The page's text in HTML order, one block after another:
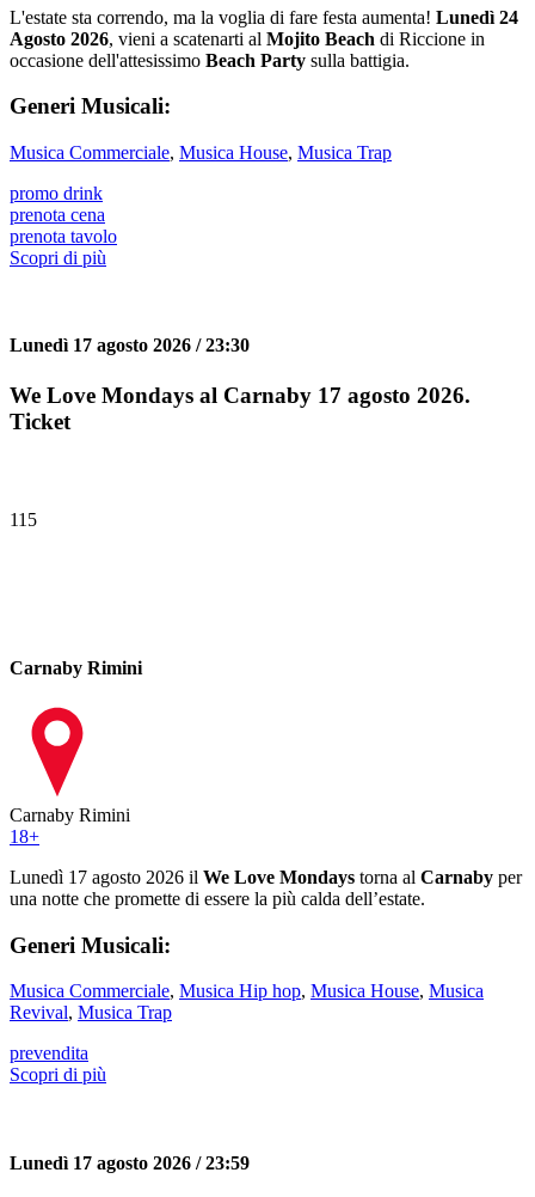
L'estate sta correndo, ma la voglia di fare festa aumenta! Lunedì 24
Agosto 2026, vieni a scatenarti al Mojito Beach di Riccione in
occasione dell'attesissimo Beach Party sulla battigia.
Generi Musicali:
Musica Commerciale, Musica House, Musica Trap
promo drink
prenota cena
prenota tavolo
Scopri di più
Lunedì 17 agosto 2026 / 23:30
We Love Mondays al Carnaby 17 agosto 2026.
Ticket
115
Carnaby Rimini
Carnaby Rimini
18+
Lunedì 17 agosto 2026 il We Love Mondays torna al Carnaby per
una notte che promette di essere la più calda dell’estate.
Generi Musicali:
Musica Commerciale, Musica Hip hop, Musica House, Musica
Revival, Musica Trap
prevendita
Scopri di più
Lunedì 17 agosto 2026 / 23:59